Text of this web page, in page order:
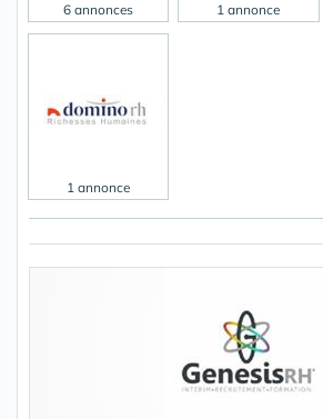
6 annonces 1 annonce
1 annonce